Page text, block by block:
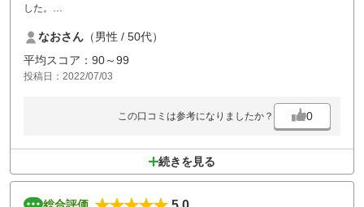
した。
が保たれており、メンバーさんの品格やスタッフの皆さんの努力を感じ
ました。
猛暑のためキャンセルもあったのでしょうか、土曜日でしたがアウトイ
ンとも2時間ちょっとで快適でした、また利用させていただきます
なおさん （男性 / 50代）
平均スコア：90～99
投稿日：2022/07/03
この口コミは参考になりましたか？ 0
続きを見る